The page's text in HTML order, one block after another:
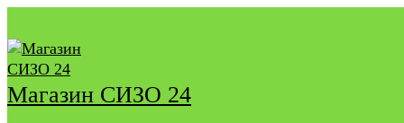
к
содержанию
Магазин СИЗО 24